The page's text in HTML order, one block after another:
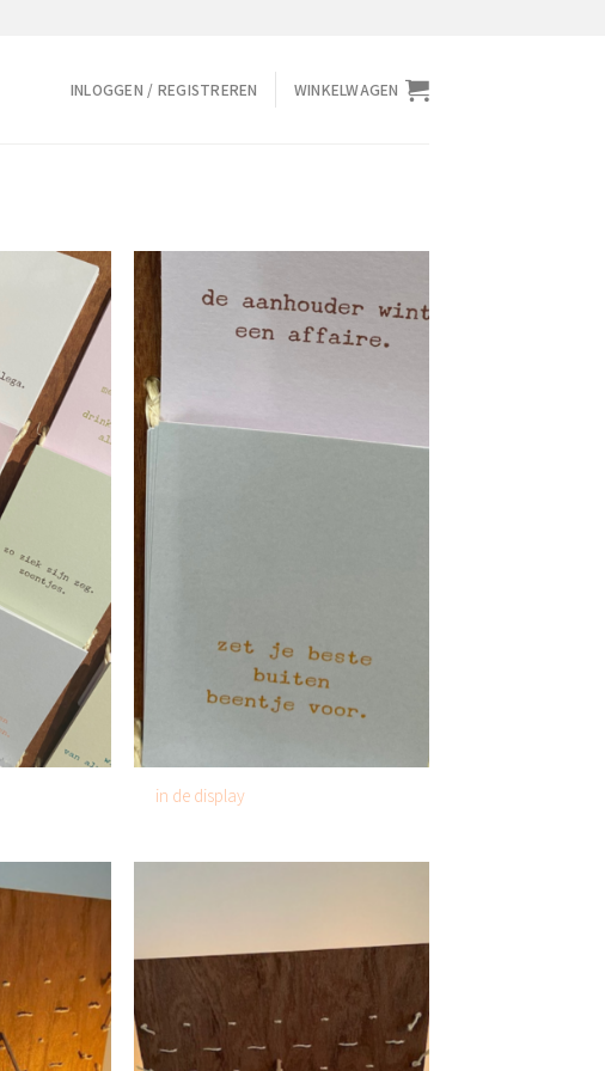
INLOGGEN / REGISTREREN WINKELWAGEN
in de display